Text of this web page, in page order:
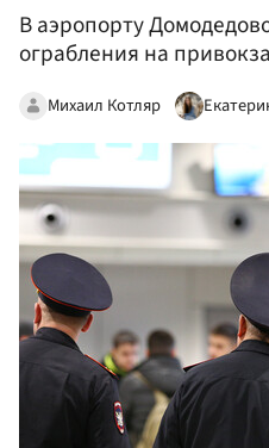
В аэропорту
ограбления на
Михаил Котляр